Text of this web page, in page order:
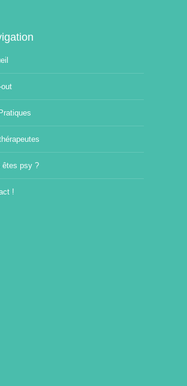
out
êtes psy ?
!